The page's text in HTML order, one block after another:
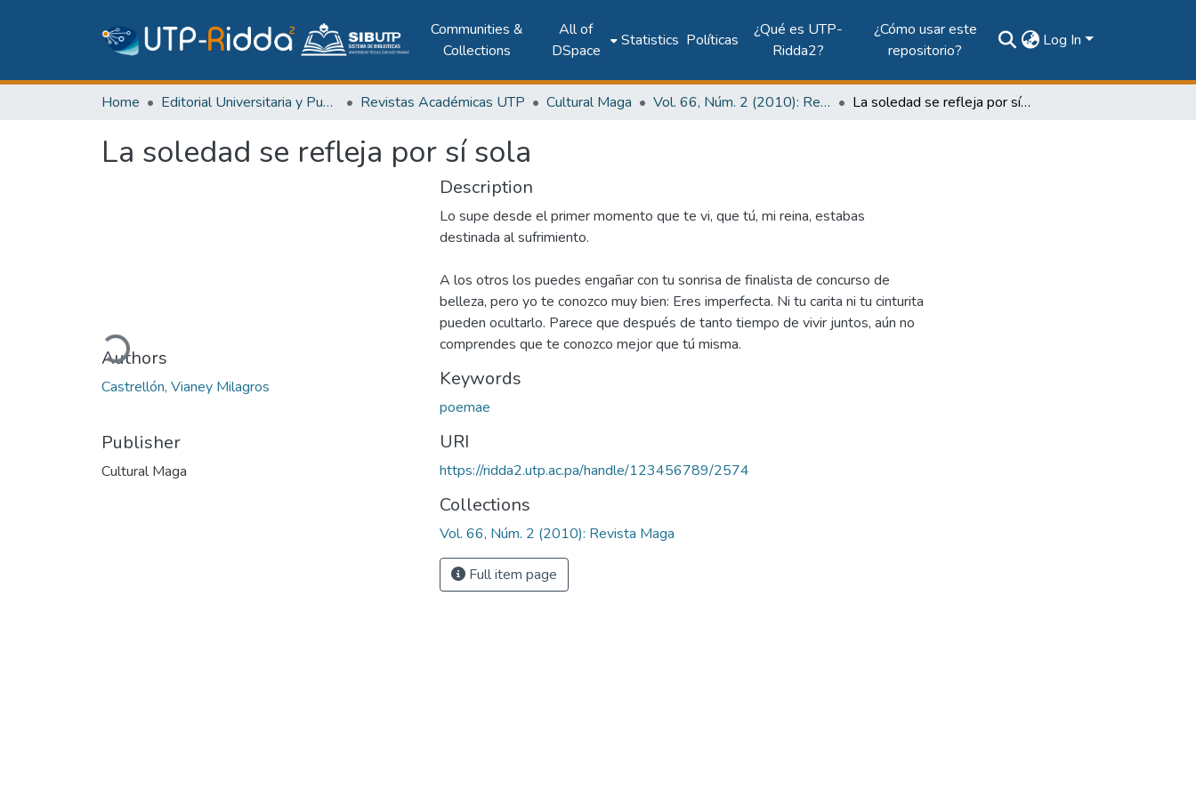
Communities &
Collections
All of
DSpace
Statistics Políticas
¿Qué es UTP-
Ridda2?
¿Cómo usar este
repositorio?
Log In
Home Editorial Universitaria y Publicaciones Seriadas Revistas Académicas UTP Cultural Maga Vol. 66, Núm. 2 (2010): Revista Maga La soledad se refleja por sí sola
La soledad se refleja por sí sola
Loading...
Authors
Castrellón, Vianey Milagros
Publisher
Cultural Maga
Description
Lo supe desde el primer momento que te vi, que tú, mi reina, estabas
destinada al sufrimiento.
A los otros los puedes engañar con tu sonrisa de finalista de concurso de
belleza, pero yo te conozco muy bien: Eres imperfecta. Ni tu carita ni tu cinturita
pueden ocultarlo. Parece que después de tanto tiempo de vivir juntos, aún no
comprendes que te conozco mejor que tú misma.
Keywords
poemae
URI
https://ridda2.utp.ac.pa/handle/123456789/2574
Collections
Vol. 66, Núm. 2 (2010): Revista Maga
Full item page